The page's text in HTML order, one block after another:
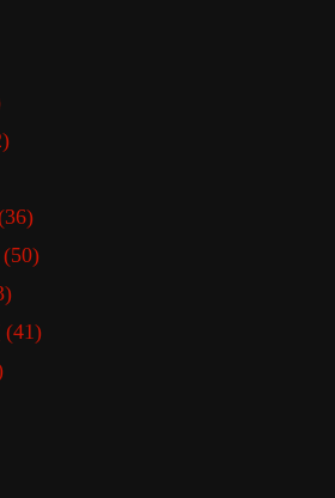
(50)
(41)